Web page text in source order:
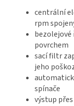
centrální
rpm
bezolejové
povrchem
sací filtr
jeho
spínače
výstup